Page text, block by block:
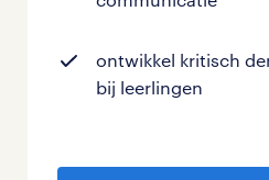
ontwikkel kritisch
bij leerlingen